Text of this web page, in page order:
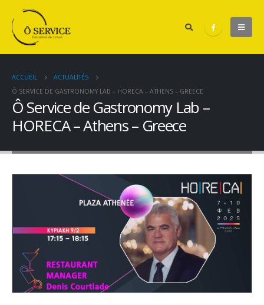
ACCUEIL
ACTUALITÉS
Ô SERVICE DE GASTRONOMY LAB – HORECA – ATHENS – GREECE
Ô Service de Gastronomy Lab –
HORECA – Athens – Greece